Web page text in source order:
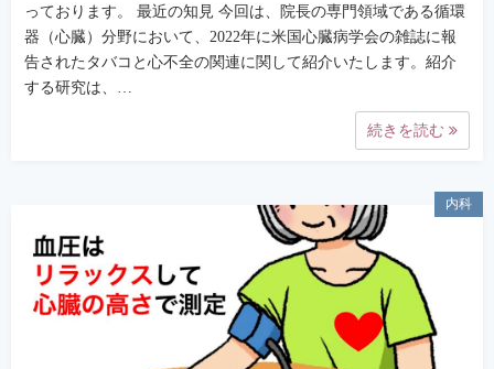
っております。 最近の知見 今回は、院長の専門領域である循環
器（心臓）分野において、2022年に米国心臓病学会の雑誌に報
告されたタバコと心不全の関連に関して紹介いたします。紹介
する研究は、…
続きを読む
内科